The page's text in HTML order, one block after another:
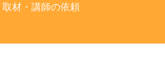
取材・講師の依頼